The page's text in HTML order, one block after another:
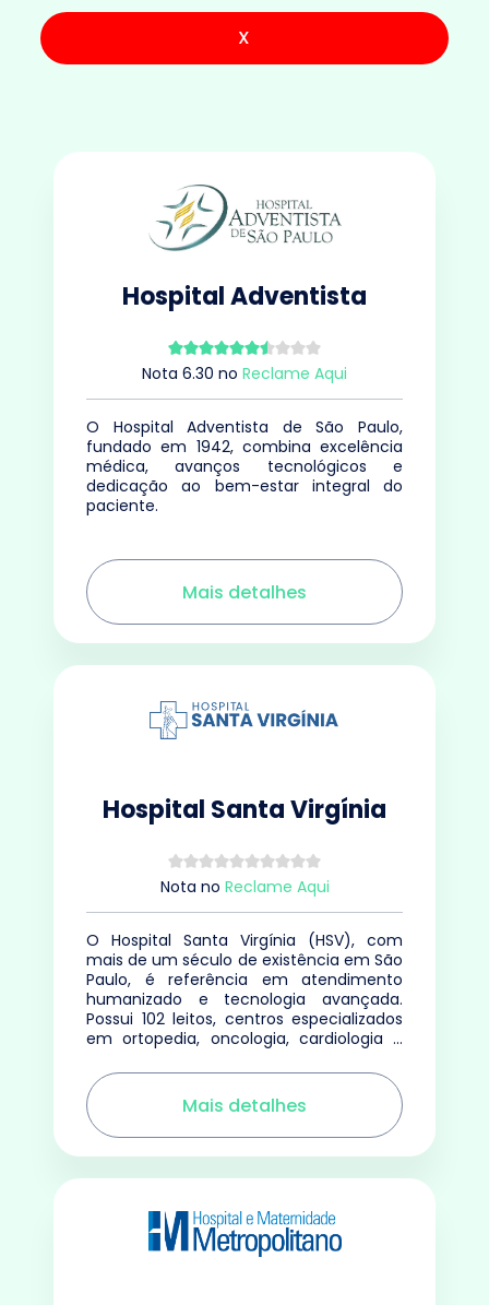
X
Hospital Adventista
Nota 6.30 no Reclame Aqui
O Hospital Adventista de São Paulo,
fundado em 1942, combina excelência
médica, avanços tecnológicos e
dedicação ao bem-estar integral do
paciente.
Mais detalhes
Hospital Santa Virgínia
Nota no Reclame Aqui
O Hospital Santa Virgínia (HSV), com
mais de um século de existência em São
Paulo, é referência em atendimento
humanizado e tecnologia avançada.
Possui 102 leitos, centros especializados
em ortopedia, oncologia, cardiologia e
Mais detalhes